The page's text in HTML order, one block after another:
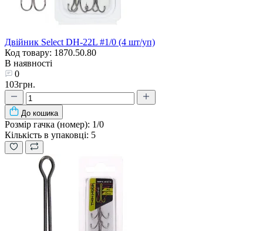
Двійник Select DH-22L #1/0 (4 шт/уп)
Код товару: 1870.50.80
В наявності
0
103грн.
До кошика
Розмір гачка (номер): 1/0
Кількість в упаковці: 5